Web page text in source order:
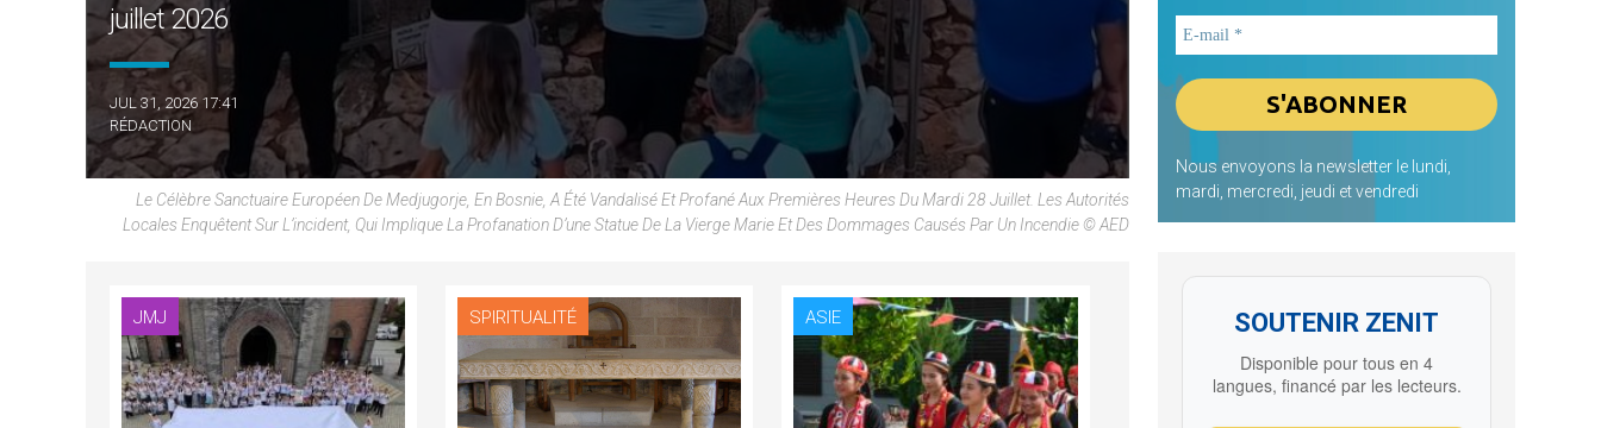
juillet 2026
JUL 31, 2026 17:41
RÉDACTION
Le Célèbre Sanctuaire Européen De Medjugorje, En Bosnie, A Été Vandalisé Et Profané Aux Premières Heures Du Mardi 28 Juillet. Les Autorités
Locales Enquêtent Sur L’incident, Qui Implique La Profanation D’une Statue De La Vierge Marie Et Des Dommages Causés Par Un Incendie © AED
JMJ SPIRITUALITÉ ASIE
Nous envoyons la newsletter le lundi,
mardi, mercredi, jeudi et vendredi
SOUTENIR ZENIT
Disponible pour tous en 4
langues, financé par les lecteurs.